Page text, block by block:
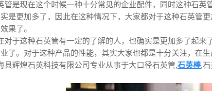
管是现在这个时候一种十分常见的企业配件，同时这种石
是更加多了，因此在这种情况下，大家都对于这种石英管
果了。
对于这种石英管有一定的了解的人，也确实是更加多了起
了。对于这种产品的性能，其实大家也都是十分关注，在
县辉煌石英科技有限公司专业从事于大口径石英管,石英棒,